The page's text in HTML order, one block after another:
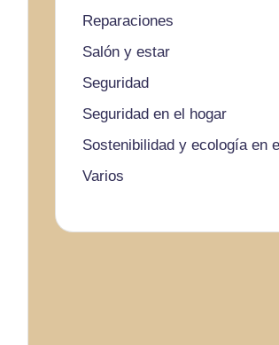
Reparaciones
Salón y estar
Seguridad
Seguridad en el hogar
Sostenibilidad y ecología en
Varios